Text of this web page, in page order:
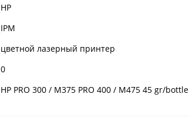
HP
IPM
цветной лазерный принтер
0
HP PRO 300 / M375 PRO 400 / M475 45 gr/bottle